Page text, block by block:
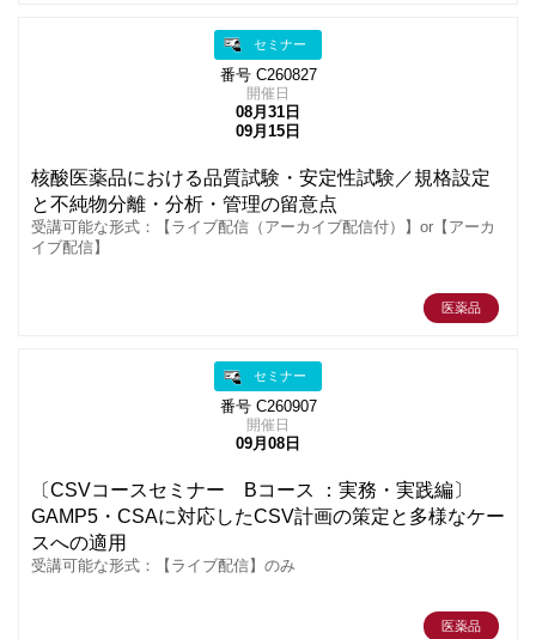
セミナー
番号 C260827
開催日
08月31日
09月15日
核酸医薬品における品質試験・安定性試験／規格設定
と不純物分離・分析・管理の留意点
受講可能な形式：【ライブ配信（アーカイブ配信付）】or【アーカ
イブ配信】
医薬品
セミナー
番号 C260907
開催日
09月08日
〔CSVコースセミナー Bコース ：実務・実践編〕
GAMP5・CSAに対応したCSV計画の策定と多様なケー
スへの適用
受講可能な形式：【ライブ配信】のみ
医薬品